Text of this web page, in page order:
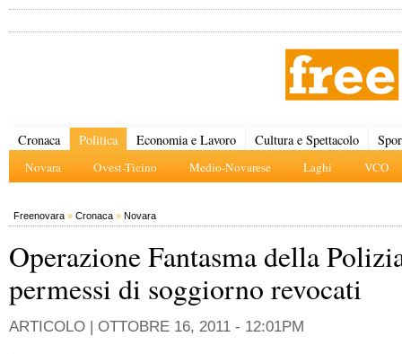
Cronaca Politica
Novara Ovest-Ticino Medio-Novarese Laghi VCO
Economia e Lavoro Cultura e Spettacolo
Freenovara » Cronaca » Novara
Operazione Fantasma della
permessi di soggiorno revocati
ARTICOLO | OTTOBRE 16, 2011 - 12:01PM